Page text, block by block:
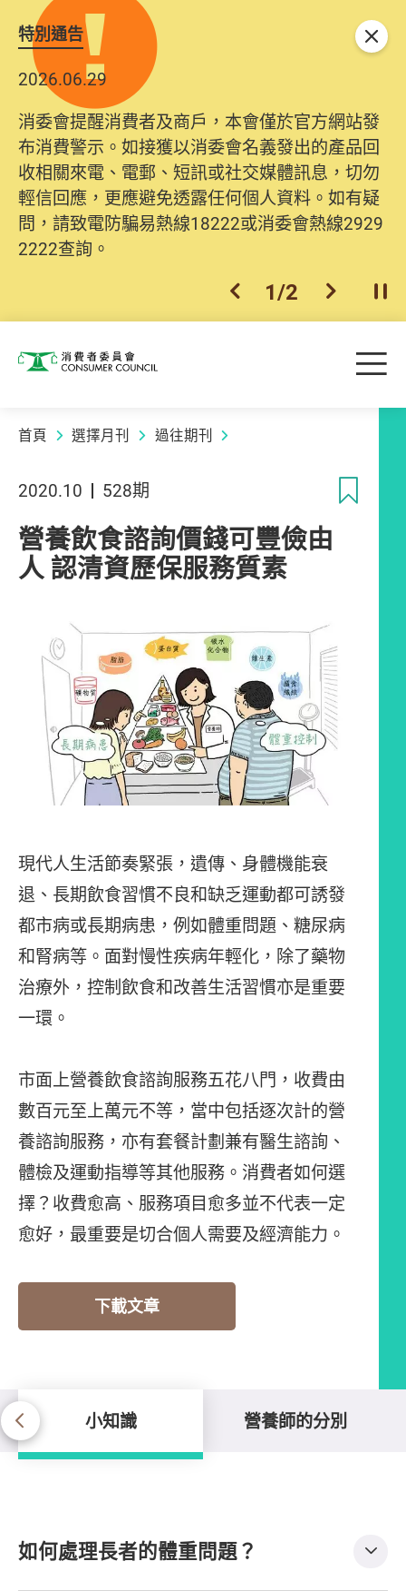
特別通告
2026.06.29
消委會提醒消費者及商戶，本會僅於官方網站發
布消費警示。如接獲以消委會名義發出的產品回
收相關來電、電郵、短訊或社交媒體訊息，切勿
輕信回應，更應避免透露任何個人資料。如有疑
問，請致電防騙易熱線18222或消委會熱線2929
2222查詢。
上一個
1/2 下一個開
關閉
消費者委員會 目
首頁 選擇月刊 過往期刊
2020.10 528期
營養飲食諮詢價錢可豐儉由
人 認清資歷保服務質素
現代人生活節奏緊張，遺傳、身體機能衰
退、長期飲食習慣不良和缺乏運動都可誘發
都市病或長期病患，例如體重問題、糖尿病
和腎病等。面對慢性疾病年輕化，除了藥物
治療外，控制飲食和改善生活習慣亦是重要
一環。
市面上營養飲食諮詢服務五花八門，收費由
數百元至上萬元不等，當中包括逐次計的營
養諮詢服務，亦有套餐計劃兼有醫生諮詢、
體檢及運動指導等其他服務。消費者如何選
擇？收費愈高、服務項目愈多並不代表一定
愈好，最重要是切合個人需要及經濟能力。
下載文章
小知識 營養師的分別
小知識
如何處理長者的體重問題？